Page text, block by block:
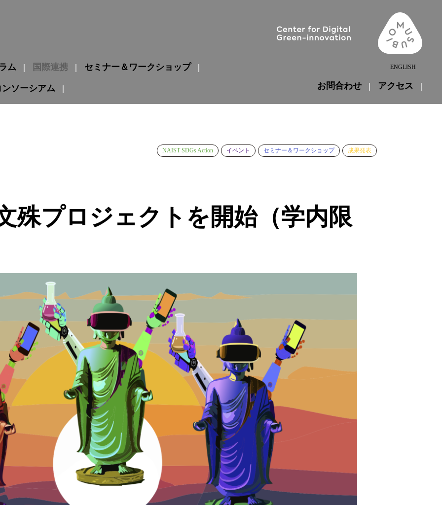
ENGLISH
お問合わせ アクセス
ム 国際連携 セミナー＆ワークショップ
ソーシアム
NAIST SDGs Action イベント セミナー＆ワークショップ 成果発表
殊プロジェクトを開始（学内限